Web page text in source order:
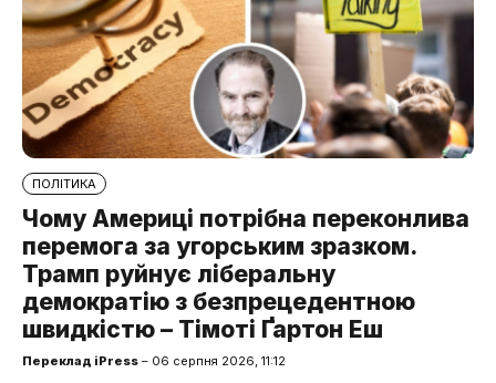
ПОЛІТИКА
Чому Америці потрібна переконлива
перемога за угорським зразком.
Трамп руйнує ліберальну
демократію з безпрецедентною
швидкістю – Тімоті Ґартон Еш
Переклад iPress – 06 серпня 2026, 11:12